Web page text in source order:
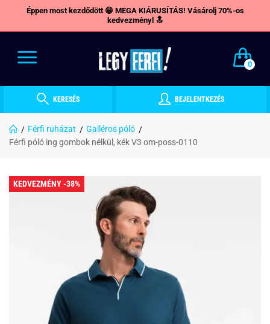
Éppen most kezdődött 😁 MEGA KIÁRUSÍTÁS! Vásárolj 70%-os
kedvezményl 🔝
0
KERESÉS BEJELENTKEZÉS
Férfi ruházat
Galléros póló
Férfi póló ing gombok nélkül, kék V3 om-poss-0110
KEDVEZMÉNY -38%